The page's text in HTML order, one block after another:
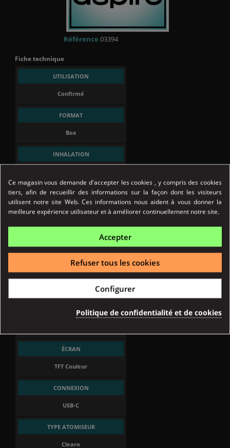
Référence 03394
Fiche technique
UTILISATION
Confirmé
FORMAT
Box
INHALATION
BATTERIE
Intégrée
3200 mAh
PUISSANCE MAX
DÉCLENCHEMENT
ÉCRAN
TFT Couleur
CONNEXION
USB-C
TYPE ATOMISEUR
Clearo
Ce magasin vous demande d'accepter les cookies , y compris des cookies
tiers, afin de recueillir des informations sur la façon dont les visiteurs
utilisent notre site Web. Ces informations nous aident à vous donner la
meilleure expérience utilisateur et à améliorer continuellement notre site.
Accepter
Refuser tous les cookies
Configurer
Politique de confidentialité et de cookies